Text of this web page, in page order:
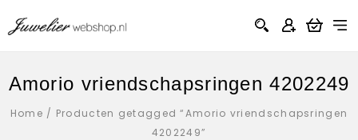
Amorio vriendschapsringen 4202249
Home / Producten getagged “Amorio vriendschapsringen
4202249”